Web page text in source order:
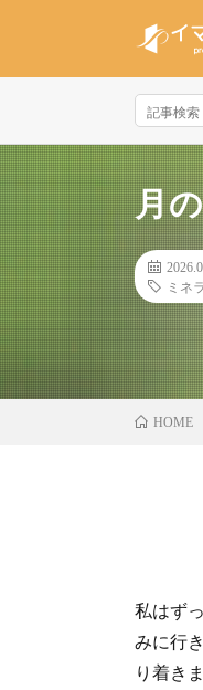
月
ミネ
HOME
私はず
みに行
り着き